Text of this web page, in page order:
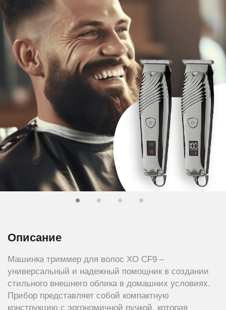
Описание
Машинка триммер для волос XO CF9 –
универсальный и надежный помощник в создании
стильного внешнего облика в домашних условиях.
Прибор представляет собой компактную
конструкцию с эргономичной ручкой, которая